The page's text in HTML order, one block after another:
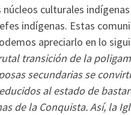
núcleos culturales
indígenas. Estas
apreciarlo en lo
transición de la
secundarias se
al estado de
de la Conquista. Así, la